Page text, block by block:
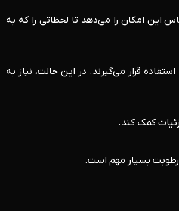
این امکان را می‌دهد تا لحظاتی را که به
قرار می‌گیرند. در این حالت، نیاز به
کمک کند.
رطوبت بسیار مهم است.